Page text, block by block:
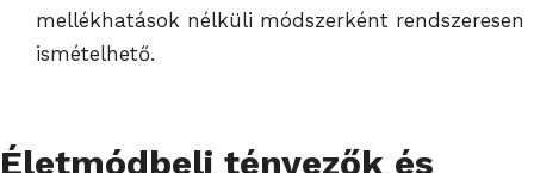
mellékhatások nélküli módszerként rendszeresen
ismételhető.
Életmódbeli tényezők és